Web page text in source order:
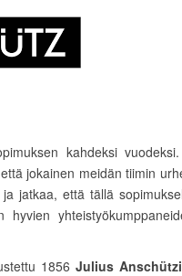
kahdeksi
jokainen meidän tiimin
jatkaa, että tällä
1856Julius